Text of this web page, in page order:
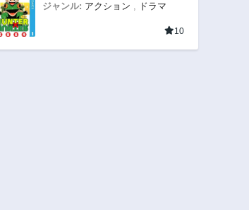
ジャンル: アクション , ドラマ
10